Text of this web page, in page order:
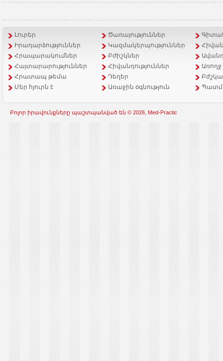
Լուրեր Ծառայություններ
Իրադարձություններ
Կազմակերպություններ
Հրապարակումներ
Բժիշկներ
Հայտարարություններ
Հիվանդություններ
Հրատապ թեմա
Դեղեր
Մեր հյուրն է
Առաջին օգնություն
Բոլոր իրավունքները պաշտպանված են © 2026, Med-Practic